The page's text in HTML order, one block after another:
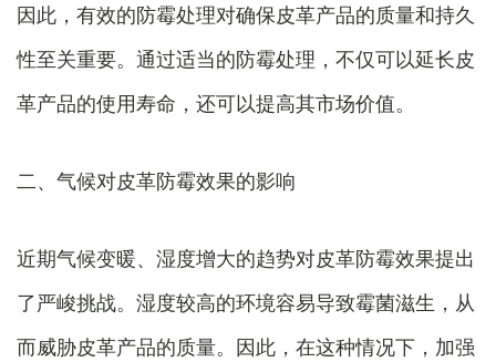
因此，有效的防霉处理对确保皮革产品的质量和持久
性至关重要。通过适当的防霉处理，不仅可以延长皮
革产品的使用寿命，还可以提高其市场价值。
二、气候对皮革防霉效果的影响
近期气候变暖、湿度增大的趋势对皮革防霉效果提出
了严峻挑战。湿度较高的环境容易导致霉菌滋生，从
而威胁皮革产品的质量。因此，在这种情况下，加强